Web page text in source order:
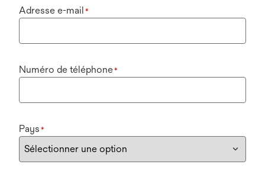
Adresse e-mail *
Numéro de téléphone*
Pays *